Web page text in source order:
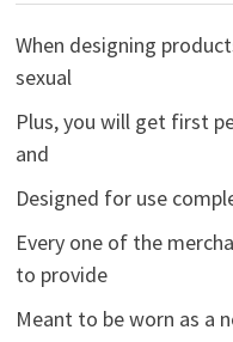
When designing
sexual
Plus, you will get first
and
Designed for use
Every one of the
to provide
Meant to be worn as a